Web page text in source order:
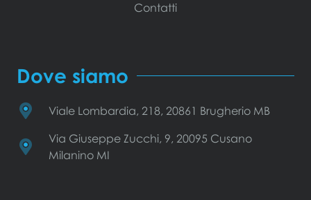
Contatti
Dove siamo
Viale Lombardia, 218, 20861 Brugherio MB
Via Giuseppe Zucchi, 9, 20095 Cusano
Milanino MI